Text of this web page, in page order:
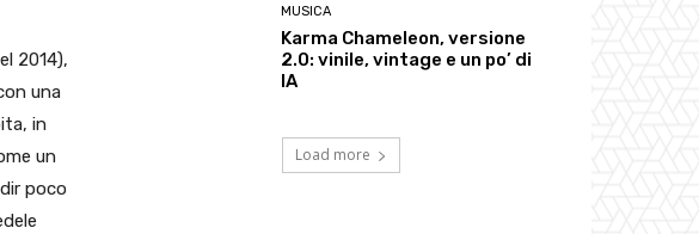
2014),
una
in
un
poco
MUSICA
Karma Chameleon, versione
2.0: vinile, vintage e un po’ di
IA
Load more